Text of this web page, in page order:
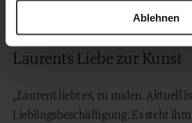
Ablehnen
Laurents Liebe zur Kunst
„Laurent liebt es, zu malen. Aktuell
Lieblingsbeschäftigung. Es steht